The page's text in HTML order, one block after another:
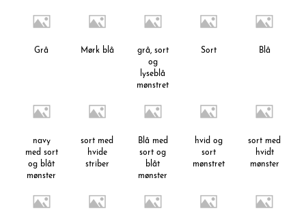
Grå Mørk blå
grå, sort
og
lyseblå
mønstret
Sort Blå
navy
med sort
og blåt
mønster
sort med
hvide
striber
Blå med
sort og
blåt
mønster
hvid og
sort
mønstret
sort med
hvidt
mønster